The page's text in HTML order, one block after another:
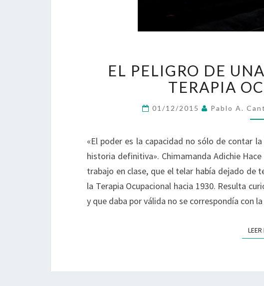
EL PELIGRO DE
TERAPIA
01/12/2015 Pablo A.
«El poder es la capacidad no sólo de contar
historia definitiva». Chimamanda Adichie
trabajo en clase, que el telar había dejado de
la Terapia Ocupacional hacia 1930. Resulta
y que daba por válida no se correspondía